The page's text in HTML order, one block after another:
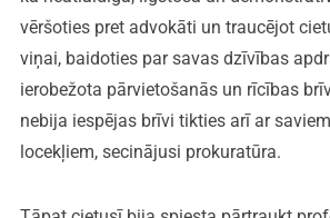
vēršoties pret advokāti un traucējot
viņai, baidoties par savas dzīvības
ierobežota pārvietošanās un rīcības
nebija iespējas brīvi tikties arī ar
locekļiem, secinājusi prokuratūra.